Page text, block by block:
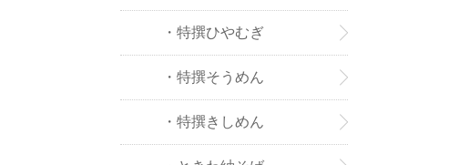
・特撰ひやむぎ
・特撰そうめん
・特撰きしめん